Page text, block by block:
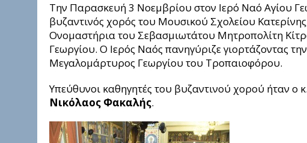
Την Παρασκευή 3 Νοεμβρίου στον Ιερό Ναό Αγίου
βυζαντινός χορός του Μουσικού Σχολείου
Ονομαστήρια του Σεβασμιωτάτου Μητροπολίτη
Γεωργίου. Ο Ιερός Ναός πανηγύριζε γιορτάζοντας
Μεγαλομάρτυρος Γεωργίου του Τροπαιοφόρου.
Υπεύθυνοι καθηγητές του βυζαντινού χορού ήταν ο κ.
Νικόλαος Φακαλής.